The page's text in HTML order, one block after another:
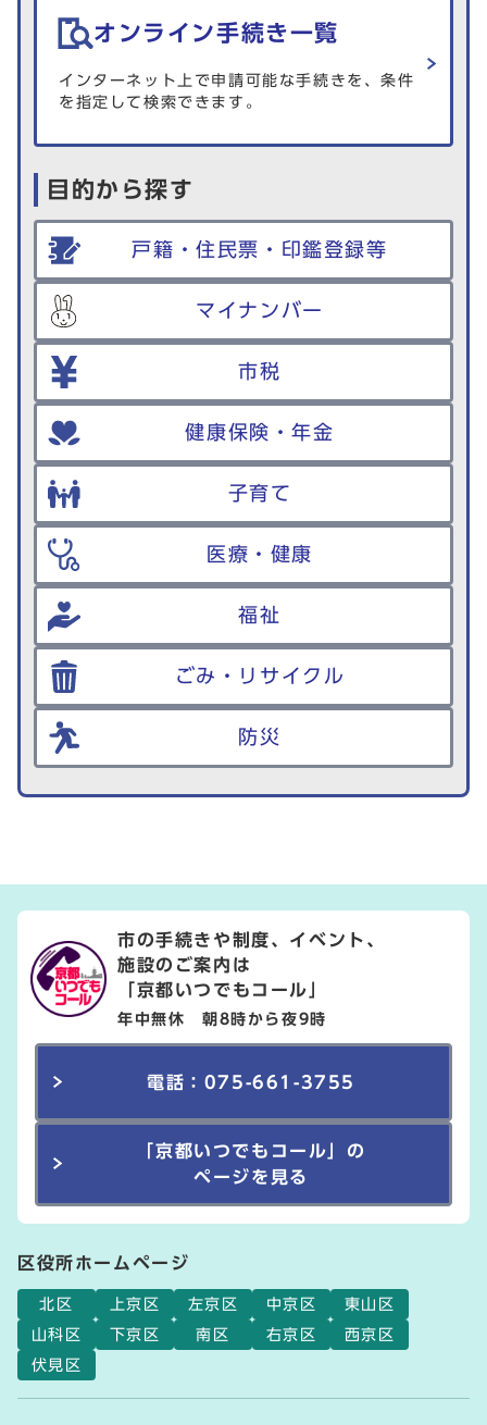
オンライン手続き一覧
インターネット上で申請可能な手続きを、条件
を指定して検索できます。
目的から探す
戸籍・住民票・印鑑登録等
マイナンバー
市税
健康保険・年金
子育て
医療・健康
福祉
ごみ・リサイクル
防災
市の手続きや制度、イベント、
施設のご案内は
「京都いつでもコール」
年中無休 朝8時から夜9時
電話：075-661-3755
「京都いつでもコール」の
ページを見る
区役所ホームページ
北区 上京区 左京区 中京区
東山区
山科区
下京区 南区 右京区
西京区
伏見区